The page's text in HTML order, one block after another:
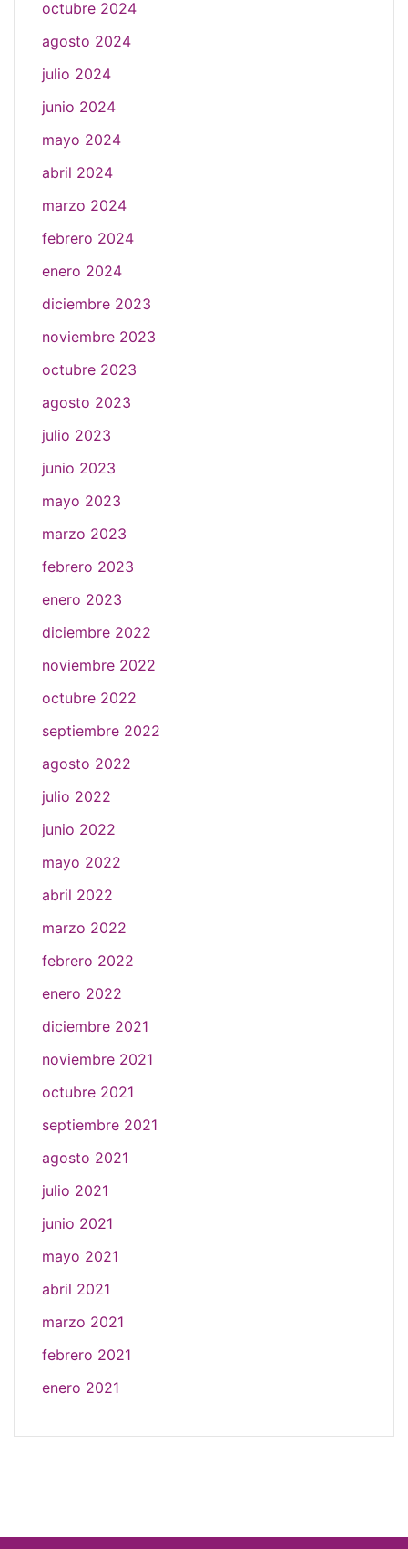
octubre 2024
agosto 2024
julio 2024
junio 2024
mayo 2024
abril 2024
marzo 2024
febrero 2024
enero 2024
diciembre 2023
noviembre 2023
octubre 2023
agosto 2023
julio 2023
junio 2023
mayo 2023
marzo 2023
febrero 2023
enero 2023
diciembre 2022
noviembre 2022
octubre 2022
septiembre 2022
agosto 2022
julio 2022
junio 2022
mayo 2022
abril 2022
marzo 2022
febrero 2022
enero 2022
diciembre 2021
noviembre 2021
octubre 2021
septiembre 2021
agosto 2021
julio 2021
junio 2021
mayo 2021
abril 2021
marzo 2021
febrero 2021
enero 2021